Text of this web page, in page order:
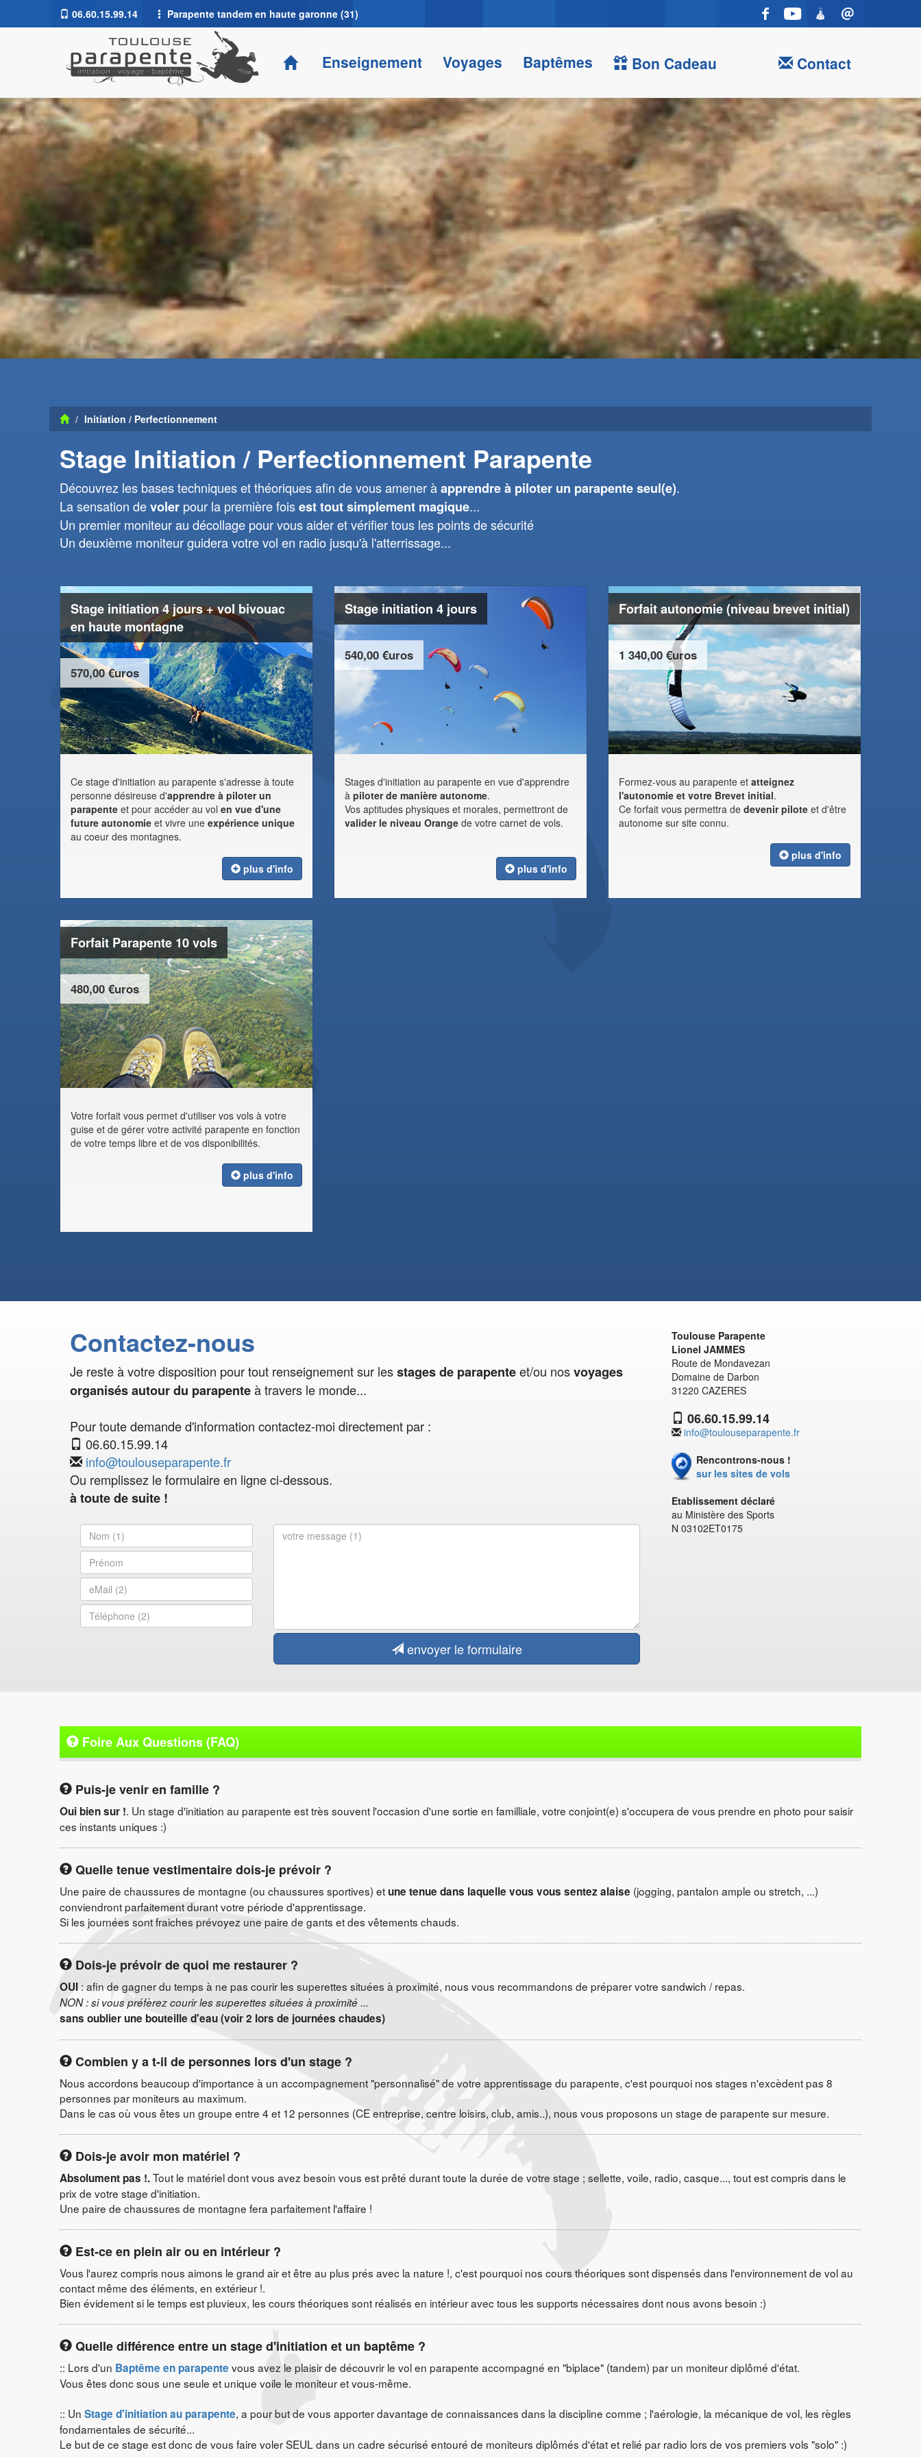
06.60.15.99.14 Parapente tandem en haute garonne (31)
Enseignement Voyages Baptêmes Bon Cadeau Contact
Initiation / Perfectionnement
Stage Initiation / Perfectionnement Parapente
Découvrez les bases techniques et théoriques afin de vous amener àapprendre à piloter un parapente seul(e).
La sensation devoler pour la première foisest tout simplement magique...
Un premier moniteur au décollage pour vous aider et vérifier tous les points de sécurité
Un deuxième moniteur guidera votre vol en radio jusqu'à l'atterrissage...
Stage initiation 4 jours + vol bivouac
en haute montagne
570,00 €uros
Ce stage d'initiation au parapente s'adresse à toute
personne désireuse d'apprendre à piloter un
parapente et pour accéder au vol en vue d'une
future autonomie et vivre une expérience unique
au coeur des montagnes.
plus d'info
Stage initiation 4 jours
540,00 €uros
Stages d'initiation au parapente en vue d'apprendre
à piloter de manière autonome.
Vos aptitudes physiques et morales, permettront de
valider le niveau Orange de votre carnet de vols.
plus d'info
Forfait autonomie (niveau brevet initial)
1 340,00 €uros
Formez-vous au parapente et atteignez
l'autonomie et votre Brevet initial.
Ce forfait vous permettra de devenir pilote et d'être
autonome sur site connu.
plus d'info
Forfait Parapente 10 vols
480,00 €uros
Votre forfait vous permet d'utiliser vos vols à votre
guise et de gérer votre activité parapente en fonction
de votre temps libre et de vos disponibilités.
plus d'info
Contactez-nous
Je reste à votre disposition pour tout renseignement sur lesstages de parapenteet/ou nosvoyages
organisés autour du parapenteà travers le monde...
Pour toute demande d'information contactez-moi directement par :
06.60.15.99.14
info@toulouseparapente.fr
Ou remplissez le formulaire en ligne ci-dessous.
à toute de suite !
envoyer le formulaire
Toulouse Parapente
Lionel JAMMES
Route de Mondavezan
Domaine de Darbon
31220 CAZERES
06.60.15.99.14
info@toulouseparapente.fr
Rencontrons-nous !
sur les sites de vols
Etablissement déclaré
au Ministère des Sports
N 03102ET0175
Foire Aux Questions (FAQ)
Puis-je venir en famille ?
Oui bien sur !. Un stage d'initiation au parapente est très souvent l'occasion d'une sortie en familliale, votre conjoint(e) s'occupera de vous prendre en photo pour saisir
ces instants uniques :)
Quelle tenue vestimentaire dois-je prévoir ?
Une paire de chaussures de montagne (ou chaussures sportives) et une tenue dans laquelle vous vous sentez alaise (jogging, pantalon ample ou stretch, ...)
conviendront parfaitement durant votre période d'apprentissage.
Si les journées sont fraiches prévoyez une paire de gants et des vêtements chauds.
Dois-je prévoir de quoi me restaurer ?
OUI : afin de gagner du temps à ne pas courir les superettes situées à proximité, nous vous recommandons de préparer votre sandwich / repas.
NON : si vous préfèrez courir les superettes situées à proximité ...
sans oublier une bouteille d'eau (voir 2 lors de journées chaudes)
Combien y a t-il de personnes lors d'un stage ?
Nous accordons beaucoup d'importance à un accompagnement "personnalisé" de votre apprentissage du parapente, c'est pourquoi nos stages n'excèdent pas 8
personnes par moniteurs au maximum.
Dans le cas où vous êtes un groupe entre 4 et 12 personnes (CE entreprise, centre loisirs, club, amis..), nous vous proposons un stage de parapente sur mesure.
Dois-je avoir mon matériel ?
Absolument pas !.Tout le matériel dont vous avez besoin vous est prêté durant toute la durée de votre stage ; sellette, voile, radio, casque..., tout est compris dans le
prix de votre stage d'initiation.
Une paire de chaussures de montagne fera parfaitement l'affaire !
Est-ce en plein air ou en intérieur ?
Vous l'aurez compris nous aimons le grand air et être au plus prés avec la nature !, c'est pourquoi nos cours théoriques sont dispensés dans l'environnement de vol au
contact même des éléments, en extérieur !.
Bien évidement si le temps est pluvieux, les cours théoriques sont réalisés en intérieur avec tous les supports nécessaires dont nous avons besoin :)
Quelle différence entre un stage d'initiation et un baptême ?
:: Lors d'un Baptême en parapente vous avez le plaisir de découvrir le vol en parapente accompagné en "biplace" (tandem) par un moniteur diplômé d'état.
Vous êtes donc sous une seule et unique voile le moniteur et vous-même.
:: Un Stage d'initiation au parapente, a pour but de vous apporter davantage de connaissances dans la discipline comme ; l'aérologie, la mécanique de vol, les règles
fondamentales de sécurité...
Le but de ce stage est donc de vous faire voler SEUL dans un cadre sécurisé entouré de moniteurs diplômés d'état et relié par radio lors de vos premiers vols "solo" :)